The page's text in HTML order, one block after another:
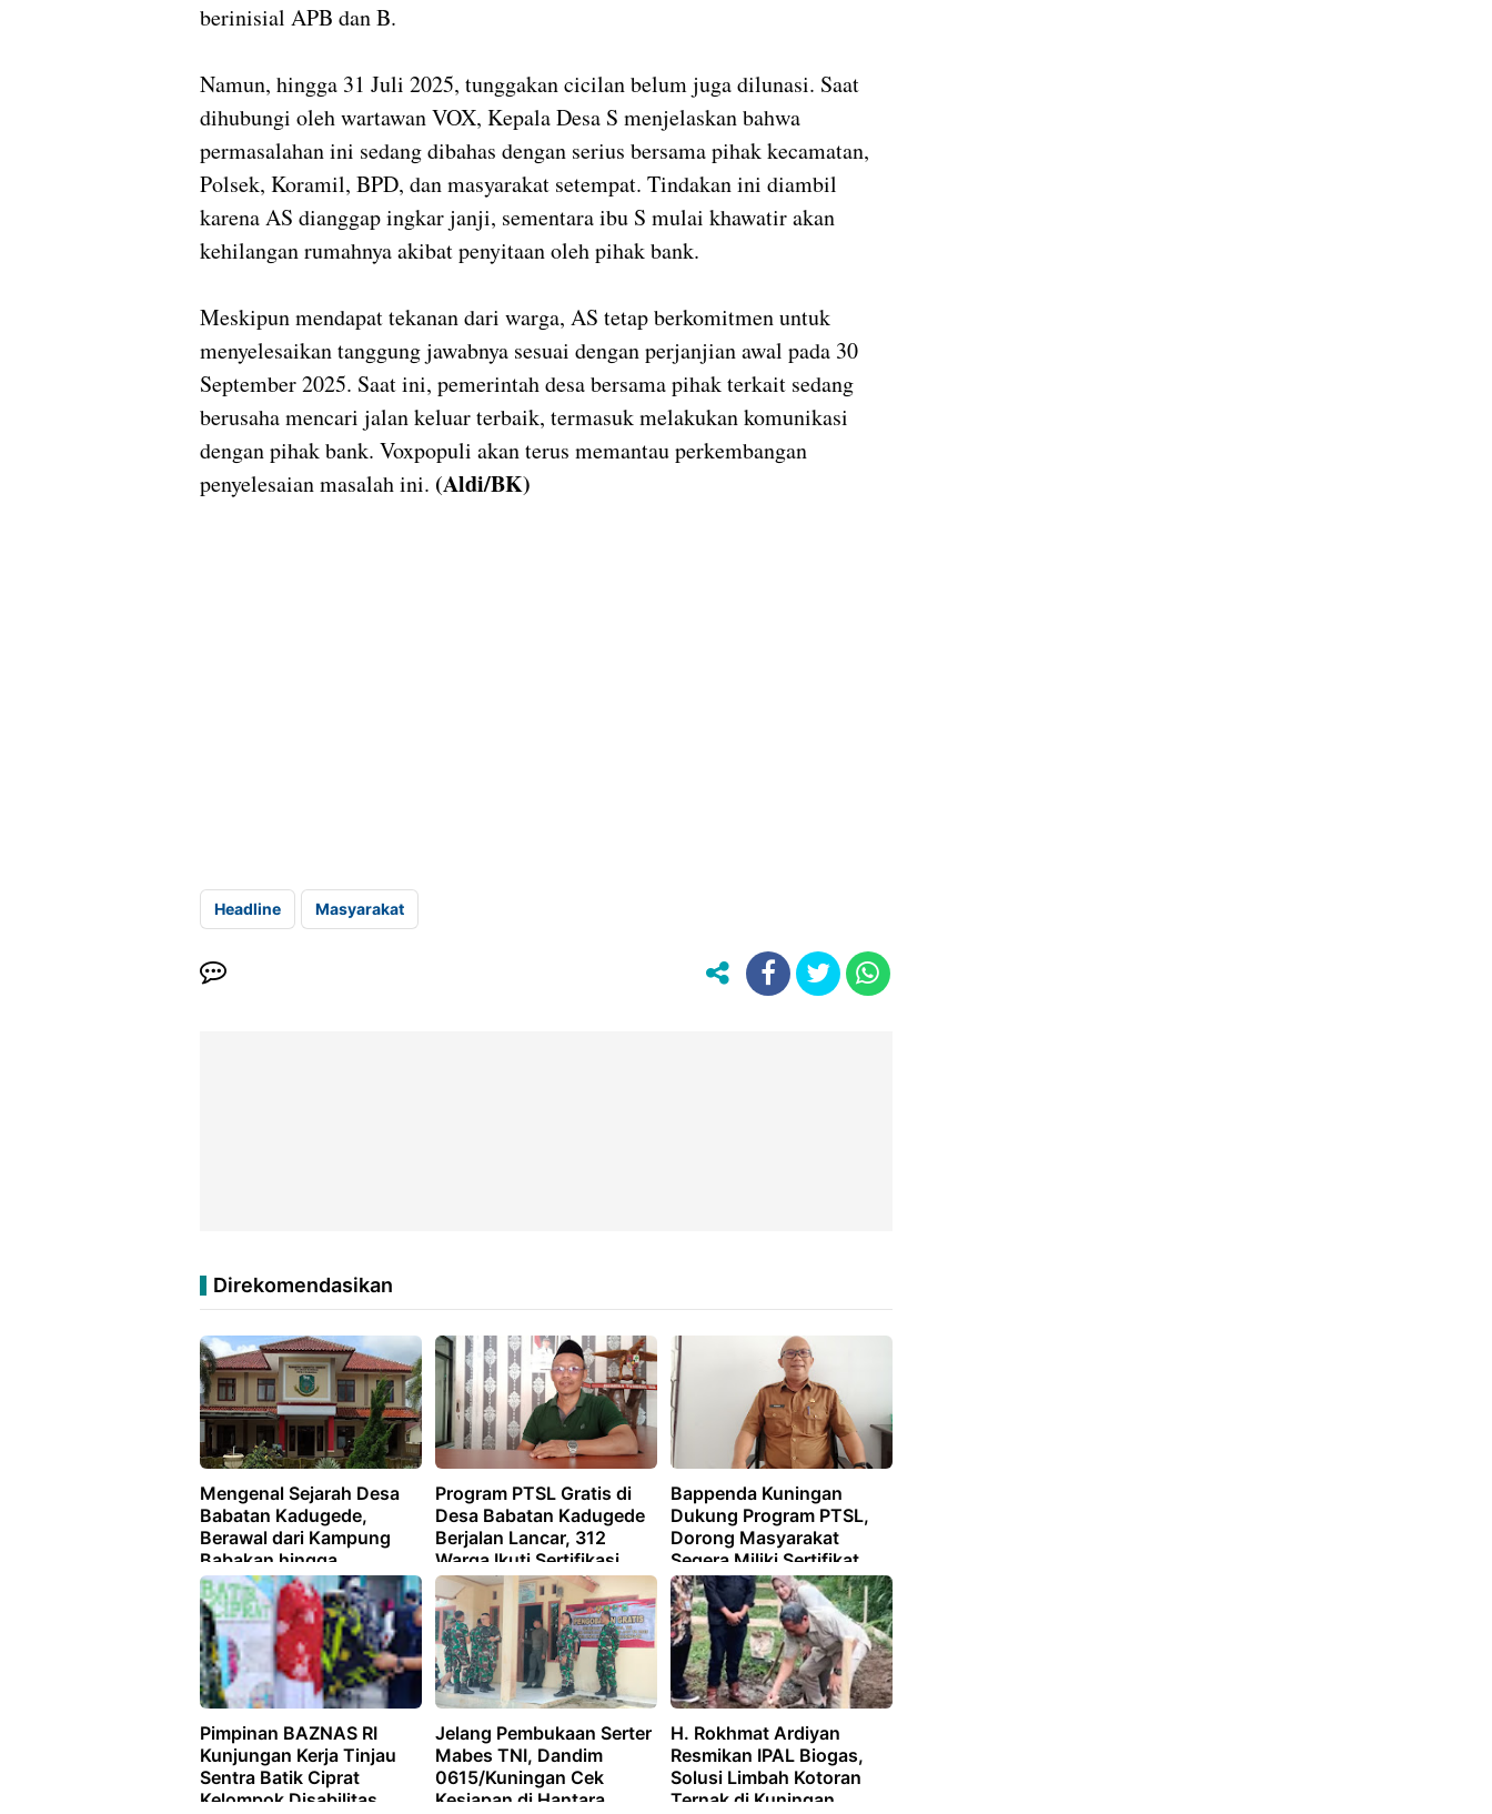
berinisial APB dan B.
Namun, hingga 31 Juli 2025, tunggakan cicilan belum juga dilunasi. Saat
dihubungi oleh wartawan VOX, Kepala Desa S menjelaskan bahwa
permasalahan ini sedang dibahas dengan serius bersama pihak kecamatan,
Polsek, Koramil, BPD, dan masyarakat setempat. Tindakan ini diambil
karena AS dianggap ingkar janji, sementara ibu S mulai khawatir akan
kehilangan rumahnya akibat penyitaan oleh pihak bank.
Meskipun mendapat tekanan dari warga, AS tetap berkomitmen untuk
menyelesaikan tanggung jawabnya sesuai dengan perjanjian awal pada 30
September 2025. Saat ini, pemerintah desa bersama pihak terkait sedang
berusaha mencari jalan keluar terbaik, termasuk melakukan komunikasi
dengan pihak bank. Voxpopuli akan terus memantau perkembangan
penyelesaian masalah ini. (Aldi/BK)
Headline Masyarakat
Direkomendasikan
Mengenal Sejarah Desa
Babatan Kadugede,
Berawal dari Kampung
Babakan hingga
Berkembang Menjadi
Desa Mandiri
Program PTSL Gratis di
Desa Babatan Kadugede
Berjalan Lancar, 312
Warga Ikuti Sertifikasi
Tanah
Bappenda Kuningan
Dukung Program PTSL,
Dorong Masyarakat
Segera Miliki Sertifikat
Tanah
Pimpinan BAZNAS RI
Kunjungan Kerja Tinjau
Sentra Batik Ciprat
Kelompok Disabilitas
Jelang Pembukaan Serter
Mabes TNI, Dandim
0615/Kuningan Cek
Kesiapan di Hantara
H. Rokhmat Ardiyan
Resmikan IPAL Biogas,
Solusi Limbah Kotoran
Ternak di Kuningan